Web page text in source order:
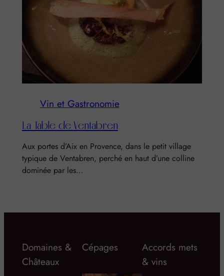
Vin et Gastronomie
La Table de Ventabren
Aux portes d’Aix en Provence, dans le petit village
typique de Ventabren, perché en haut d’une colline
dominée par les…
Domaines &
Châteaux
Cépages
Accords mets
& vins